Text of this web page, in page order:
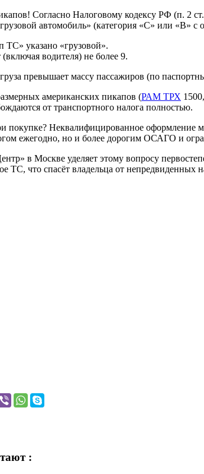
Согласно Налоговому кодексу РФ (п. 2
автомобиль» (категория «С» или «В»
указано «грузовой».
водителя) не более 9.
превышает массу пассажиров (по
американских пикапов (РАМ ТРХ
от транспортного налога полностью.
покупке? Неквалифицированное оформление
ежегодно, но и более дорогим ОСАГО и
в Москве уделяет этому вопросу
ТС, что спасёт владельца от непредвиденных
: